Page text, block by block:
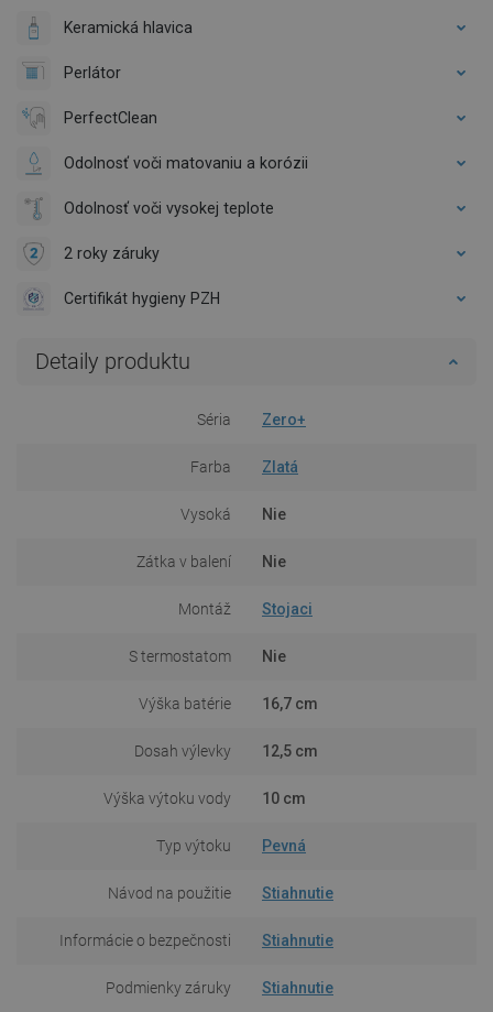
Keramická hlavica
Perlátor
PerfectClean
Odolnosť voči matovaniu a korózii
Odolnosť voči vysokej teplote
2 roky záruky
Certifikát hygieny PZH
Detaily produktu
Séria Zero+
Farba Zlatá
Vysoká Nie
Zátka v balení Nie
Montáž Stojaci
S termostatom Nie
Výška batérie 16,7 cm
Dosah výlevky 12,5 cm
Výška výtoku vody 10 cm
Typ výtoku Pevná
Návod na použitie Stiahnutie
Informácie o bezpečnosti Stiahnutie
Podmienky záruky Stiahnutie